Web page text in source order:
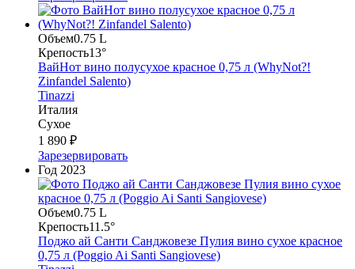
Объем0.75 L
Крепость13°
ВайНот вино полусухое красное 0,75 л (WhyNot?!
Zinfandel Salento)
Tinazzi
Италия
Сухое
1 890 ₽
Зарезервировать
Год 2023
Объем0.75 L
Крепость11.5°
Поджо ай Санти Санджовезе Пулия вино сухое красное
0,75 л (Poggio Ai Santi Sangiovese)